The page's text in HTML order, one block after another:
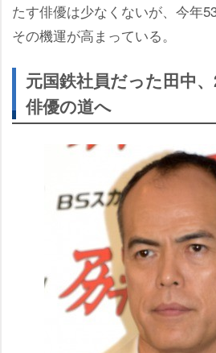
たす俳優は少なくないが、今年
その機運が高まっている。
元国鉄社員だった田中
俳優の道へ